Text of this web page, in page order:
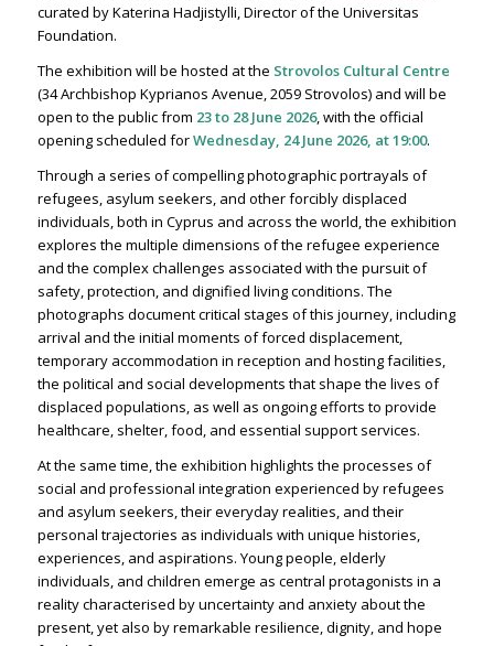
curated by Katerina Hadjistylli, Director of the Universitas
Foundation.
The exhibition will be hosted at the Strovolos Cultural Centre
(34 Archbishop Kyprianos Avenue, 2059 Strovolos) and will be
open to the public from 23 to 28 June 2026, with the official
opening scheduled forWednesday, 24 June 2026, at 19:00.
Through a series of compelling photographic portrayals of
refugees, asylum seekers, and other forcibly displaced
individuals, both in Cyprus and across the world, the exhibition
explores the multiple dimensions of the refugee experience
and the complex challenges associated with the pursuit of
safety, protection, and dignified living conditions. The
photographs document critical stages of this journey, including
arrival and the initial moments of forced displacement,
temporary accommodation in reception and hosting facilities,
the political and social developments that shape the lives of
displaced populations, as well as ongoing efforts to provide
healthcare, shelter, food, and essential support services.
At the same time, the exhibition highlights the processes of
social and professional integration experienced by refugees
and asylum seekers, their everyday realities, and their
personal trajectories as individuals with unique histories,
experiences, and aspirations. Young people, elderly
individuals, and children emerge as central protagonists in a
reality characterised by uncertainty and anxiety about the
present, yet also by remarkable resilience, dignity, and hope